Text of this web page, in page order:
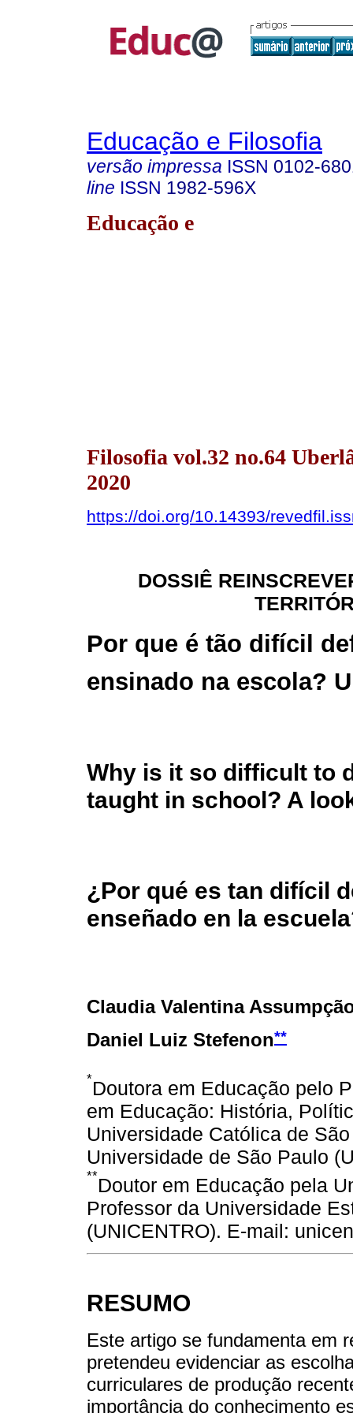
Educação e Filosofia
versão impressa ISSN 0102-
line ISSN 1982-596X
Educação e
Filosofia vol.32 no.64
2020
https://doi.org/10.14393/
DOSSIÊ
Por que é tão difícil
ensinado na escola?
Why is it so difficult to
taught in school? A
¿Por qué es tan difícil
enseñado en la
Claudia Valentina
Daniel Luiz Stefenon**
*Doutora em Educação pelo
em Educação: História,
Universidade Católica de
Universidade de São Paulo
**Doutor em Educação pela
Professor da Universidade
(UNICENTRO). E-mail:
RESUMO
Este artigo se fundamenta em
pretendeu evidenciar as
curriculares de produção
importância do conhecimento